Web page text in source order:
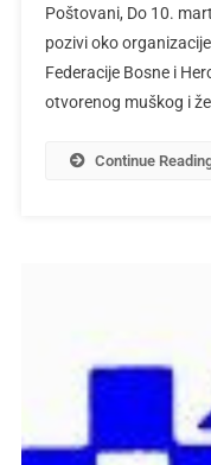
Poštovani, Do 10.
pozivi oko
Federacije Bosne i
otvorenog muškog i
Continue